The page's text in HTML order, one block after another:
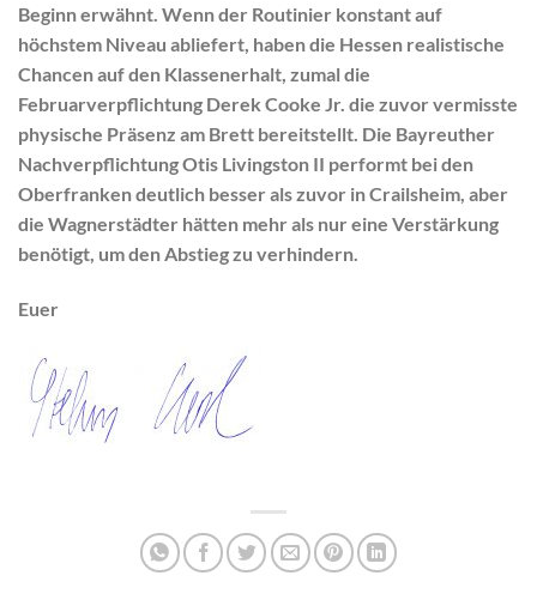
Beginn erwähnt. Wenn der Routinier konstant auf
höchstem Niveau abliefert, haben die Hessen realistische
Chancen auf den Klassenerhalt, zumal die
Februarverpflichtung Derek Cooke Jr. die zuvor vermisste
physische Präsenz am Brett bereitstellt. Die Bayreuther
Nachverpflichtung Otis Livingston II performt bei den
Oberfranken deutlich besser als zuvor in Crailsheim, aber
die Wagnerstädter hätten mehr als nur eine Verstärkung
benötigt, um den Abstieg zu verhindern.
Euer